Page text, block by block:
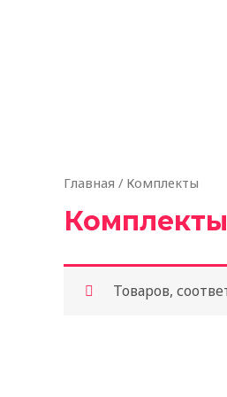
Главная / Комплекты
Комплекты
Товаров,